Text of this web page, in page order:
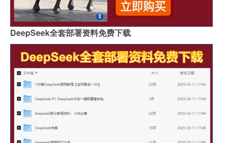
DeepSeek全套部署资料免费下载